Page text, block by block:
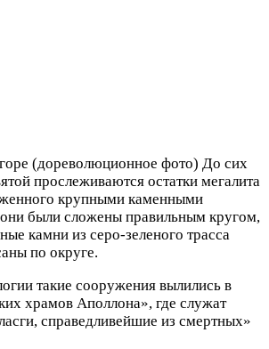
(дореволюционное фото) До сих
прослеживаются остатки мегалита
крупными каменными
были сложены правильным кругом,
камни из серо-зеленого трасса
по округе.
такие сооружения вылились в
храмов Аполлона», где служат
справедливейшие из смертных»